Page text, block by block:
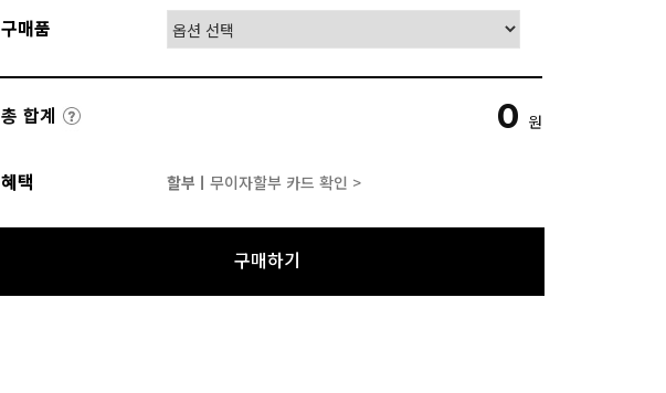
구매품
총 합계 0 원
혜택 할부ㅣ 무이자할부 카드 확인 >
구매하기